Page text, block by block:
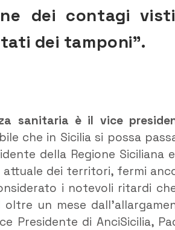
dei contagi
dei tamponi”.
sanitaria è il vice
che in Sicilia si possa
della Regione Siciliana
attuale dei territori, fermi
i notevoli ritardi
un mese
Presidente di AnciSicilia,